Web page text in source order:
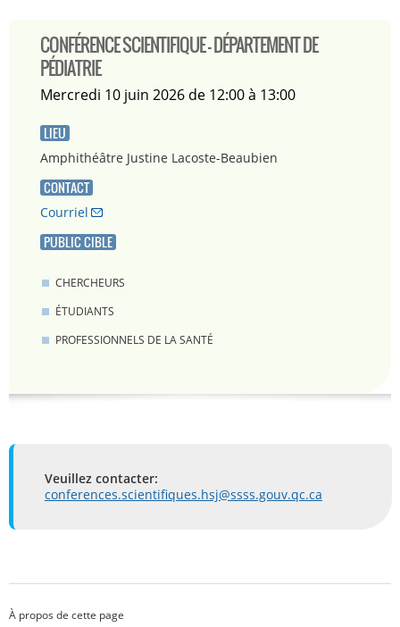
CONFÉRENCE SCIENTIFIQUE - DÉPARTEMENT DE
PÉDIATRIE
mercredi 10 juin 2026 de 12:00 à 13:00
LIEU
Amphithéâtre Justine Lacoste-Beaubien
CONTACT
Courriel
PUBLIC CIBLE
CHERCHEURS
ÉTUDIANTS
PROFESSIONNELS DE LA SANTÉ
Veuillez contacter:
conferences.scientifiques.hsj@ssss.gouv.qc.ca
À propos de cette page